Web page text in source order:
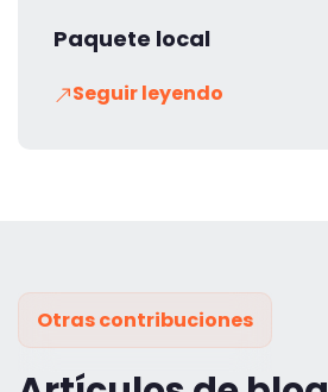
Paquete local
Seguir leyendo
Otras contribuciones